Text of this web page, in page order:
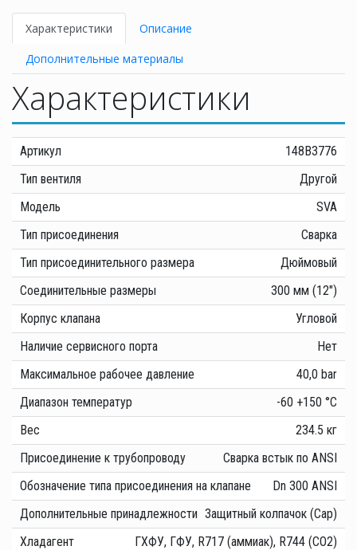
Характеристики
Описание
Дополнительные материалы
Характеристики
Артикул
148B3776
Тип вентиля
Другой
Модель
SVA
Тип присоединения
Сварка
Тип присоединительного размера
Дюймовый
Соединительные размеры
300 мм (12")
Корпус клапана
Угловой
Наличие сервисного порта
Нет
Максимальное рабочее давление
40,0 bar
Диапазон температур
-60 +150 °C
Вес
234.5 кг
Присоединение к трубопроводу
Сварка встык по ANSI
Обозначение типа присоединения на клапане
Dn 300 ANSI
Дополнительные принадлежности Защитный колпачок (Cap)
Хладагент
ГХФУ, ГФУ, R717 (аммиак), R744 (CO2)